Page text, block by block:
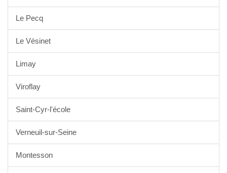
Le Pecq
Le Vésinet
Limay
Viroflay
Saint-Cyr-l'école
Verneuil-sur-Seine
Montesson